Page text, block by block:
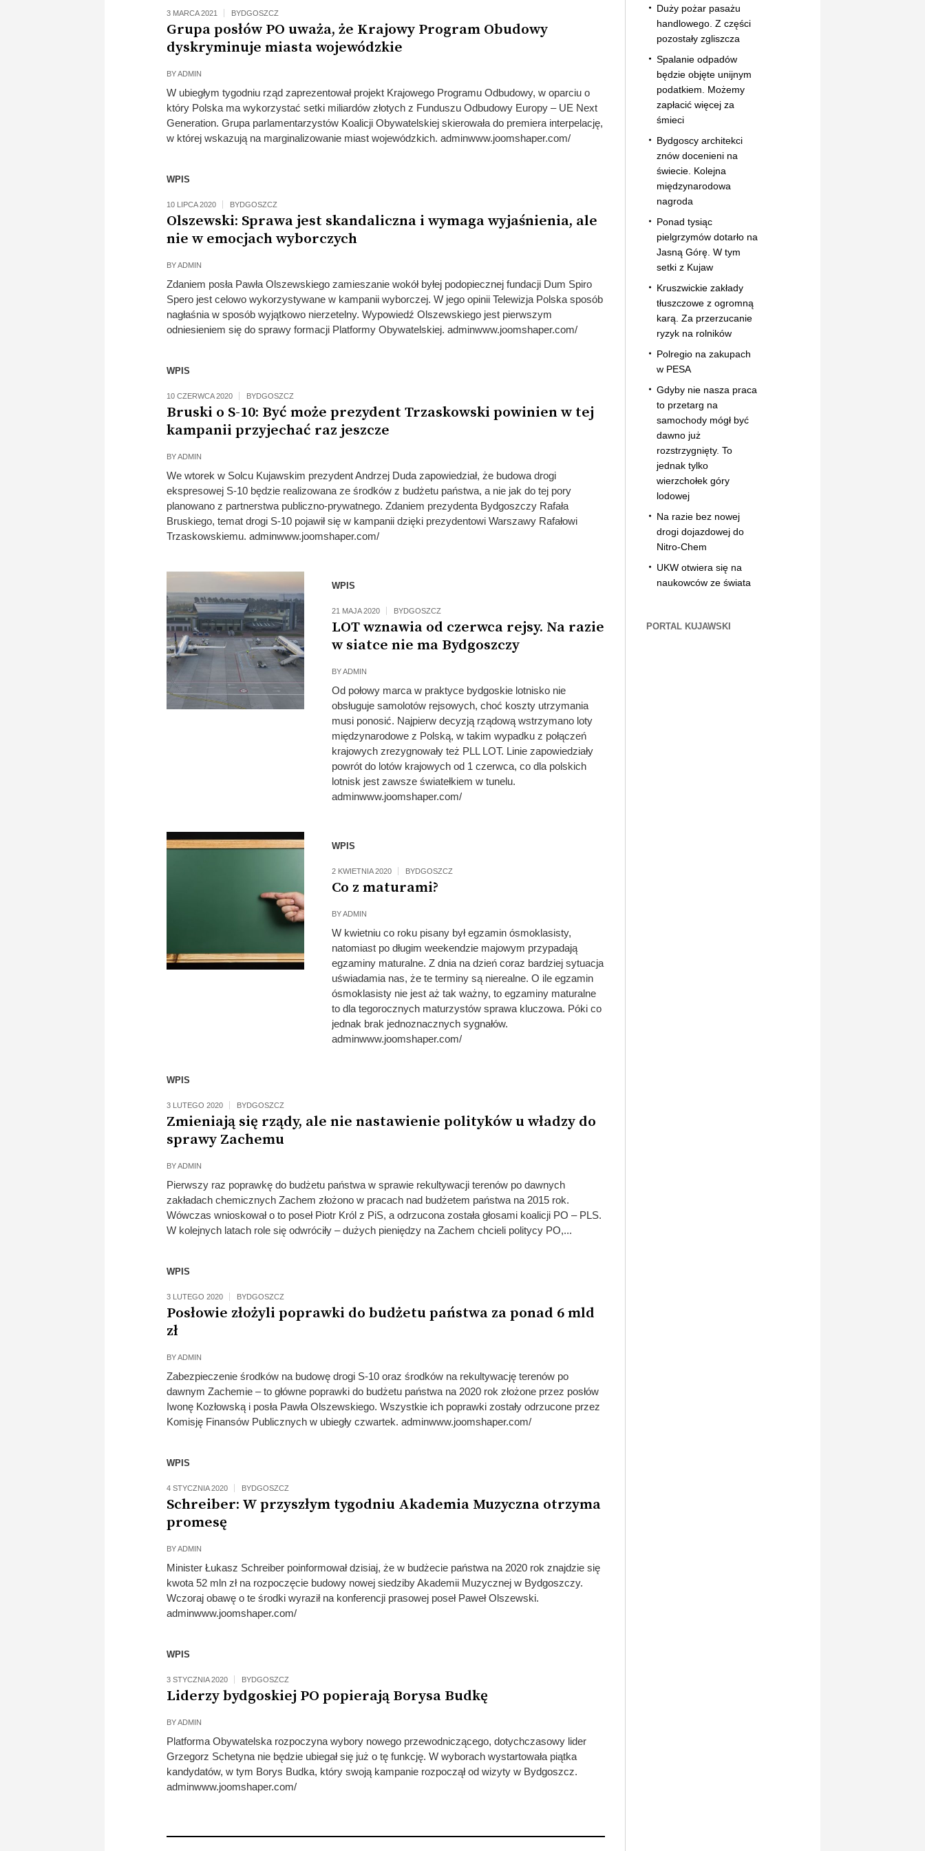
3 MARCA 2021 BYDGOSZCZ
Grupa posłów PO uważa, że Krajowy Program Obudowy
dyskryminuje miasta wojewódzkie
BYADMIN
W ubiegłym tygodniu rząd zaprezentował projekt Krajowego Programu Odbudowy, w oparciu o
który Polska ma wykorzystać setki miliardów złotych z Funduszu Odbudowy Europy – UE Next
Generation. Grupa parlamentarzystów Koalicji Obywatelskiej skierowała do premiera interpelację,
w której wskazują na marginalizowanie miast wojewódzkich. adminwww.joomshaper.com/
WPIS
10 LIPCA 2020 BYDGOSZCZ
Olszewski: Sprawa jest skandaliczna i wymaga wyjaśnienia, ale
nie w emocjach wyborczych
BYADMIN
Zdaniem posła Pawła Olszewskiego zamieszanie wokół byłej podopiecznej fundacji Dum Spiro
Spero jest celowo wykorzystywane w kampanii wyborczej. W jego opinii Telewizja Polska sposób
nagłaśnia w sposób wyjątkowo nierzetelny. Wypowiedź Olszewskiego jest pierwszym
odniesieniem się do sprawy formacji Platformy Obywatelskiej. adminwww.joomshaper.com/
WPIS
10 CZERWCA 2020 BYDGOSZCZ
Bruski o S-10: Być może prezydent Trzaskowski powinien w tej
kampanii przyjechać raz jeszcze
BYADMIN
We wtorek w Solcu Kujawskim prezydent Andrzej Duda zapowiedział, że budowa drogi
ekspresowej S-10 będzie realizowana ze środków z budżetu państwa, a nie jak do tej pory
planowano z partnerstwa publiczno-prywatnego. Zdaniem prezydenta Bydgoszczy Rafała
Bruskiego, temat drogi S-10 pojawił się w kampanii dzięki prezydentowi Warszawy Rafałowi
Trzaskowskiemu. adminwww.joomshaper.com/
WPIS
21 MAJA 2020 BYDGOSZCZ
LOT wznawia od czerwca rejsy. Na razie
w siatce nie ma Bydgoszczy
BYADMIN
Od połowy marca w praktyce bydgoskie lotnisko nie
obsługuje samolotów rejsowych, choć koszty utrzymania
musi ponosić. Najpierw decyzją rządową wstrzymano loty
międzynarodowe z Polską, w takim wypadku z połączeń
krajowych zrezygnowały też PLL LOT. Linie zapowiedziały
powrót do lotów krajowych od 1 czerwca, co dla polskich
lotnisk jest zawsze światełkiem w tunelu.
adminwww.joomshaper.com/
WPIS
2 KWIETNIA 2020 BYDGOSZCZ
Co z maturami?
BYADMIN
W kwietniu co roku pisany był egzamin ósmoklasisty,
natomiast po długim weekendzie majowym przypadają
egzaminy maturalne. Z dnia na dzień coraz bardziej sytuacja
uświadamia nas, że te terminy są nierealne. O ile egzamin
ósmoklasisty nie jest aż tak ważny, to egzaminy maturalne
to dla tegorocznych maturzystów sprawa kluczowa. Póki co
jednak brak jednoznacznych sygnałów.
adminwww.joomshaper.com/
WPIS
3 LUTEGO 2020 BYDGOSZCZ
Zmieniają się rządy, ale nie nastawienie polityków u władzy do
sprawy Zachemu
BYADMIN
Pierwszy raz poprawkę do budżetu państwa w sprawie rekultywacji terenów po dawnych
zakładach chemicznych Zachem złożono w pracach nad budżetem państwa na 2015 rok.
Wówczas wnioskował o to poseł Piotr Król z PiS, a odrzucona została głosami koalicji PO – PLS.
W kolejnych latach role się odwróciły – dużych pieniędzy na Zachem chcieli politycy PO,...
WPIS
3 LUTEGO 2020 BYDGOSZCZ
Posłowie złożyli poprawki do budżetu państwa za ponad 6 mld
zł
BYADMIN
Zabezpieczenie środków na budowę drogi S-10 oraz środków na rekultywację terenów po
dawnym Zachemie – to główne poprawki do budżetu państwa na 2020 rok złożone przez posłów
Iwonę Kozłowską i posła Pawła Olszewskiego. Wszystkie ich poprawki zostały odrzucone przez
Komisję Finansów Publicznych w ubiegły czwartek. adminwww.joomshaper.com/
WPIS
4 STYCZNIA 2020 BYDGOSZCZ
Schreiber: W przyszłym tygodniu Akademia Muzyczna otrzyma
promesę
BYADMIN
Minister Łukasz Schreiber poinformował dzisiaj, że w budżecie państwa na 2020 rok znajdzie się
kwota 52 mln zł na rozpoczęcie budowy nowej siedziby Akademii Muzycznej w Bydgoszczy.
Wczoraj obawę o te środki wyraził na konferencji prasowej poseł Paweł Olszewski.
adminwww.joomshaper.com/
WPIS
3 STYCZNIA 2020 BYDGOSZCZ
Liderzy bydgoskiej PO popierają Borysa Budkę
BYADMIN
Platforma Obywatelska rozpoczyna wybory nowego przewodniczącego, dotychczasowy lider
Grzegorz Schetyna nie będzie ubiegał się już o tę funkcję. W wyborach wystartowała piątka
kandydatów, w tym Borys Budka, który swoją kampanie rozpoczął od wizyty w Bydgoszcz.
adminwww.joomshaper.com/
Duży pożar pasażu
handlowego. Z części
pozostały zgliszcza
Spalanie odpadów
będzie objęte unijnym
podatkiem. Możemy
zapłacić więcej za
śmieci
Bydgoscy architekci
znów docenieni na
świecie. Kolejna
międzynarodowa
nagroda
Ponad tysiąc
pielgrzymów dotarło na
Jasną Górę. W tym
setki z Kujaw
Kruszwickie zakłady
tłuszczowe z ogromną
karą. Za przerzucanie
ryzyk na rolników
Polregio na zakupach
w PESA
Gdyby nie nasza praca
to przetarg na
samochody mógł być
dawno już
rozstrzygnięty. To
jednak tylko
wierzchołek góry
lodowej
Na razie bez nowej
drogi dojazdowej do
Nitro-Chem
UKW otwiera się na
naukowców ze świata
PORTAL KUJAWSKI